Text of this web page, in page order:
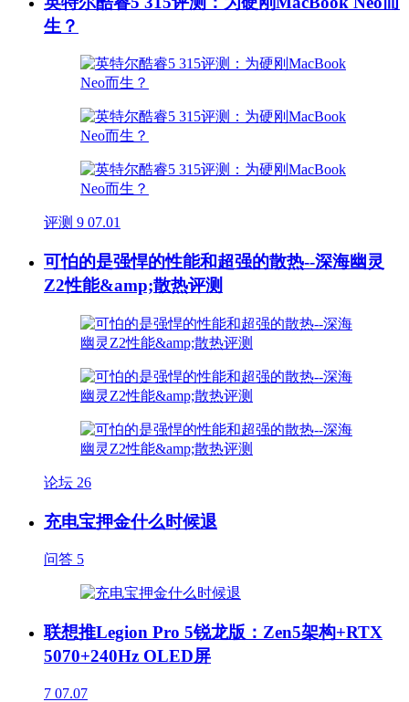
生？
评测 9 07.01
可怕的是强悍的性能和超强的散热--深海幽灵
Z2性能&amp;散热评测
论坛 26
充电宝押金什么时候退
问答 5
联想推Legion Pro 5锐龙版：Zen5架构+RTX
5070+240Hz OLED屏
7 07.07